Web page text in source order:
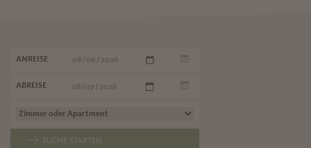
ANREISE
ABREISE
SUCHE STARTEN